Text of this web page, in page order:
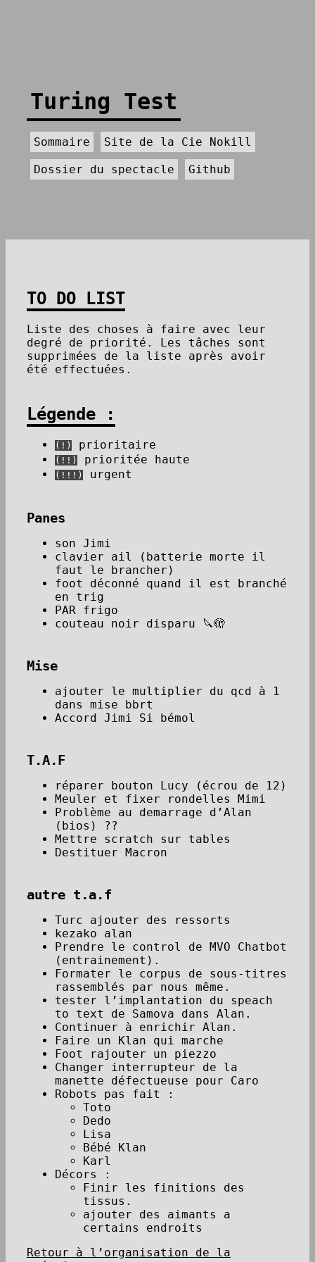
Turing Test
Sommaire Site de la Cie Nokill
Dossier du spectacle Github
TO DO LIST
Liste des choses à faire avec leur
degré de priorité. Les tâches sont
supprimées de la liste après avoir
été effectuées.
Légende :
(!) prioritaire
(!!) prioritée haute
(!!!) urgent
Panes
son Jimi
clavier ail (batterie morte il
faut le brancher)
foot déconné quand il est branché
en trig
PAR frigo
couteau noir disparu 🔪🫣
Mise
ajouter le multiplier du qcd à 1
dans mise bbrt
Accord Jimi Si bémol
T.A.F
réparer bouton Lucy (écrou de 12)
Meuler et fixer rondelles Mimi
Problème au demarrage d’Alan
(bios) ??
Mettre scratch sur tables
Destituer Macron
autre t.a.f
Turc ajouter des ressorts
kezako alan
Prendre le control de MVO Chatbot
(entrainement).
Formater le corpus de sous-titres
rassemblés par nous même.
tester l’implantation du speach
to text de Samova dans Alan.
Continuer à enrichir Alan.
Faire un Klan qui marche
Foot rajouter un piezzo
Changer interrupteur de la
manette défectueuse pour Caro
Robots pas fait :
Toto
Dedo
Lisa
Bébé Klan
Karl
Décors :
Finir les finitions des
tissus.
ajouter des aimants a
certains endroits
Retour à l’organisation de la